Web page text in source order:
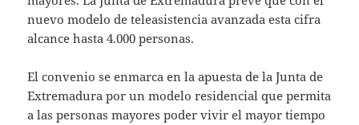
nuevo modelo de teleasistencia avanzada esta cifra
alcance hasta 4.000 personas.
El convenio se enmarca en la apuesta de la Junta de
Extremadura por un modelo residencial que permita
a las personas mayores poder vivir el mayor tiempo